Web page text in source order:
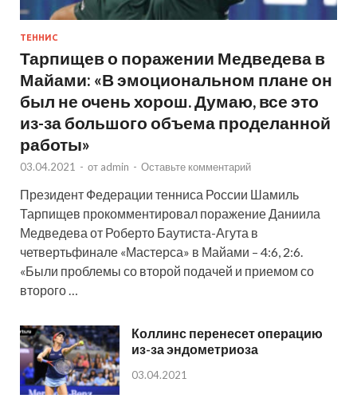
ТЕННИС
Тарпищев о поражении Медведева в
Майами: «В эмоциональном плане он
был не очень хорош. Думаю, все это
из-за большого объема проделанной
работы»
03.04.2021 - от admin - Оставьте комментарий
Президент Федерации тенниса России Шамиль
Тарпищев прокомментировал поражение Даниила
Медведева от Роберто Баутиста-Агута в
четвертьфинале «Мастерса» в Майами – 4:6, 2:6.
«Были проблемы со второй подачей и приемом со
второго …
Коллинс перенесет операцию
из-за эндометриоза
03.04.2021